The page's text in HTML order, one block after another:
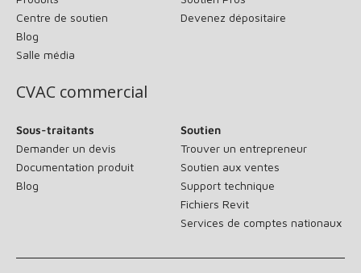
Centre de soutien
Blog
Salle média
Devenez dépositaire
CVAC commercial
Sous-traitants
Demander un devis
Documentation produit
Blog
Soutien
Trouver un entrepreneur
Soutien aux ventes
Support technique
Fichiers Revit
Services de comptes nationaux